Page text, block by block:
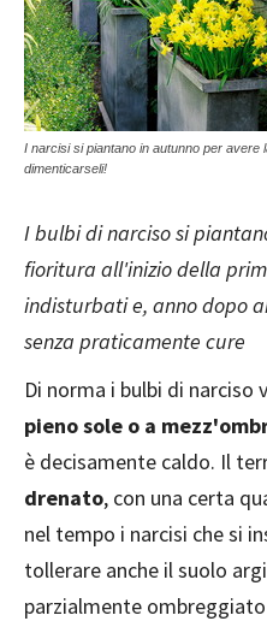
I narcisi si piantano in autunno per avere
dimenticarseli!
I bulbi di narciso si
fioritura all'inizio della
indisturbati e, anno dopo
senza praticamente cure
Di norma i bulbi di narciso
pieno sole o a
è decisamente caldo. Il
drenato, con una certa
nel tempo i narcisi che si
tollerare anche il suolo
parzialmente